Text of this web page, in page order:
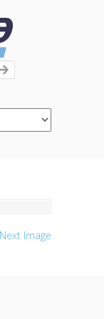
Next Image